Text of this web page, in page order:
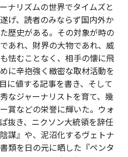
ナリズムの世界でタイムズと
げ、読者のみならず国内外か
歴史がある。その対象が時の
あれ、財界の大物であれ、威
怯むことなく、相手の懐に飛
に辛抱強く緻密な取材活動を
に値する記事を書き、そして
なジャーナリストを育て、幾
賞などの栄誉に輝いた。ウォ
抜き、ニクソン大統領を辞任
謀』や、泥沼化するヴェトナ
類を日の元に晒した『ペンタ